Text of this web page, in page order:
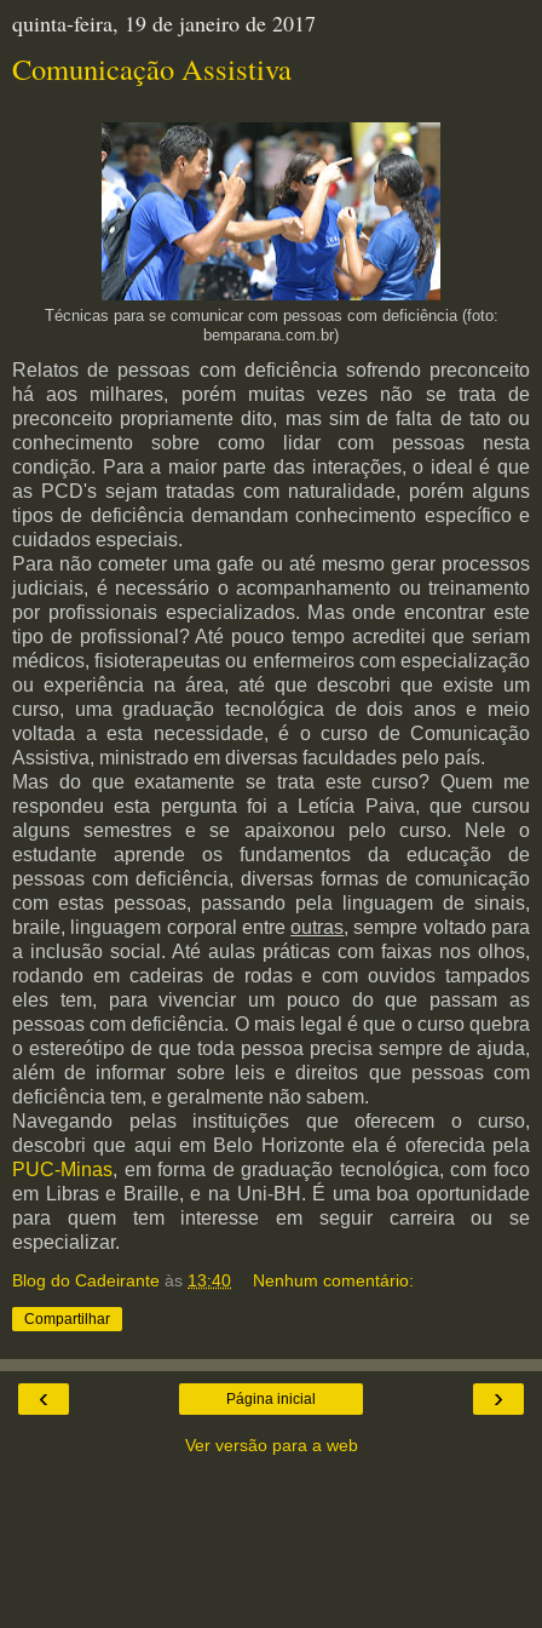
quinta-feira, 19 de janeiro de 2017
Comunicação Assistiva
Técnicas para se comunicar com pessoas com deficiência (foto:
bemparana.com.br)
Relatos de pessoas com deficiência sofrendo preconceito
há aos milhares, porém muitas vezes não se trata de
preconceito propriamente dito, mas sim de falta de tato ou
conhecimento sobre como lidar com pessoas nesta
condição. Para a maior parte das interações, o ideal é que
as PCD's sejam tratadas com naturalidade, porém alguns
tipos de deficiência demandam conhecimento específico e
cuidados especiais.
Para não cometer uma gafe ou até mesmo gerar processos
judiciais, é necessário o acompanhamento ou treinamento
por profissionais especializados. Mas onde encontrar este
tipo de profissional? Até pouco tempo acreditei que seriam
médicos, fisioterapeutas ou enfermeiros com especialização
ou experiência na área, até que descobri que existe um
curso, uma graduação tecnológica de dois anos e meio
voltada a esta necessidade, é o curso de Comunicação
Assistiva, ministrado em diversas faculdades pelo país.
Mas do que exatamente se trata este curso? Quem me
respondeu esta pergunta foi a Letícia Paiva, que cursou
alguns semestres e se apaixonou pelo curso. Nele o
estudante aprende os fundamentos da educação de
pessoas com deficiência, diversas formas de comunicação
com estas pessoas, passando pela linguagem de sinais,
braile, linguagem corporal entreoutras, sempre voltado para
a inclusão social. Até aulas práticas com faixas nos olhos,
rodando em cadeiras de rodas e com ouvidos tampados
eles tem, para vivenciar um pouco do que passam as
pessoas com deficiência. O mais legal é que o curso quebra
o estereótipo de que toda pessoa precisa sempre de ajuda,
além de informar sobre leis e direitos que pessoas com
deficiência tem, e geralmente não sabem.
Navegando pelas instituições que oferecem o curso,
descobri que aqui em Belo Horizonte ela é oferecida pela
PUC-Minas, em forma de graduação tecnológica, com foco
em Libras e Braille, e na Uni-BH. É uma boa oportunidade
para quem tem interesse em seguir carreira ou se
especializar.
Blog do Cadeirante às 13:40 Nenhum comentário:
Compartilhar
‹ ›
Página inicial
Ver versão para a web